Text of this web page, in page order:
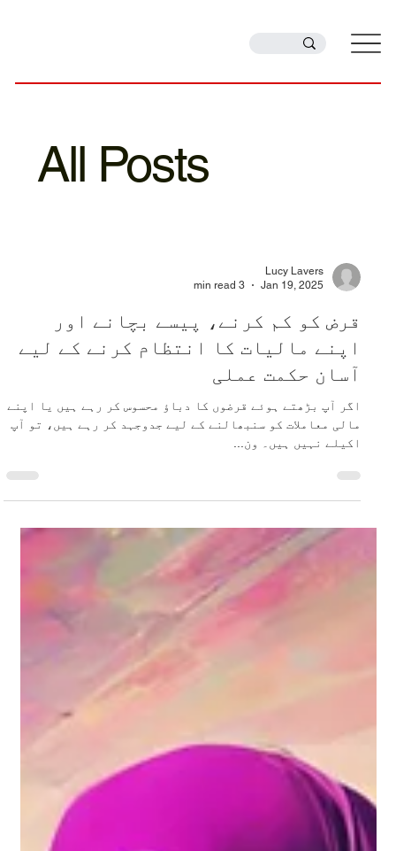
All Posts
Lucy Lavers
Jan 19, 2025
3 min read
قرض کو کم کرنے، پیسے بچانے اور
اپنے مالیات کا انتظام کرنے کے لیے
آسان حکمت عملی
اگر آپ بڑھتے ہوئے قرضوں کا دباؤ محسوس کر رہے ہیں یا اپنے
مالی معاملات کو سنبھالنے کے لیے جدوجہد کر رہے ہیں، تو آپ
اکیلے نہیں ہیں۔ ون...